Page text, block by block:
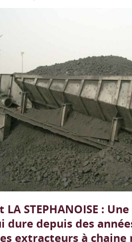
LA STEPHANOISE :
dure depuis des
extracteurs à chaine